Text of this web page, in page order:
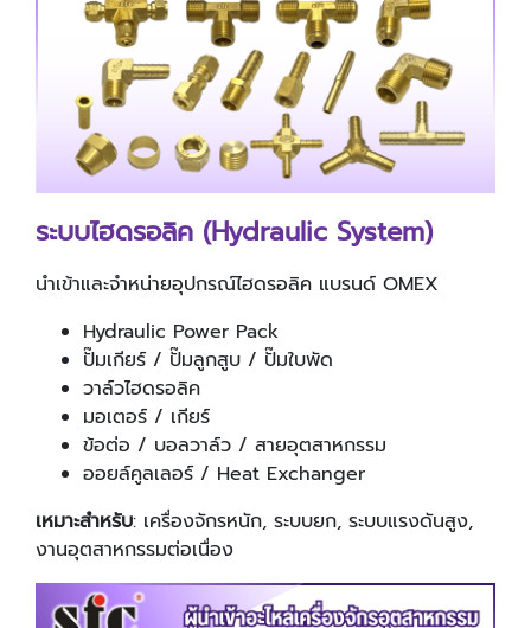
ระบบไฮดรอลิค (Hydraulic System)
นำเข้าและจำหน่ายอุปกรณ์ไฮดรอลิค แบรนด์ OMEX
Hydraulic Power Pack
ปั๊มเกียร์ / ปั๊มลูกสูบ / ปั๊มใบพัด
วาล์วไฮดรอลิค
มอเตอร์ / เกียร์
ข้อต่อ / บอลวาล์ว / สายอุตสาหกรรม
ออยล์คูลเลอร์ / Heat Exchanger
เหมาะสำหรับ: เครื่องจักรหนัก, ระบบยก, ระบบแรงดันสูง,
งานอุตสาหกรรมต่อเนื่อง